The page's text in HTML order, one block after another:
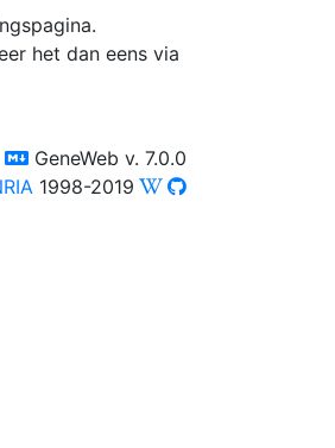
het dan eens via
het:
switch to templm
GeneWeb v. 7.0.0
1998-2019